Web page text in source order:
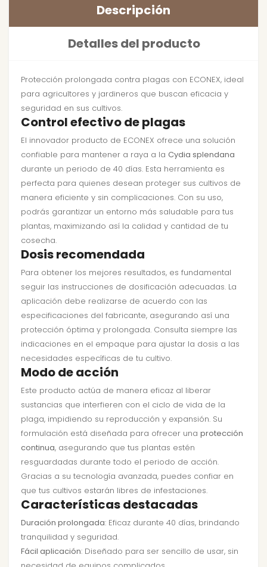
Descripción
Detalles del producto
Protección prolongada contra plagas con ECONEX, ideal
para agricultores y jardineros que buscan eficacia y
seguridad en sus cultivos.
Control efectivo de plagas
El innovador producto de ECONEX ofrece una solución
confiable para mantener a raya a la Cydia splendana
durante un periodo de 40 días. Esta herramienta es
perfecta para quienes desean proteger sus cultivos de
manera eficiente y sin complicaciones. Con su uso,
podrás garantizar un entorno más saludable para tus
plantas, maximizando así la calidad y cantidad de tu
cosecha.
Dosis recomendada
Para obtener los mejores resultados, es fundamental
seguir las instrucciones de dosificación adecuadas. La
aplicación debe realizarse de acuerdo con las
especificaciones del fabricante, asegurando así una
protección óptima y prolongada. Consulta siempre las
indicaciones en el empaque para ajustar la dosis a las
necesidades específicas de tu cultivo.
Modo de acción
Este producto actúa de manera eficaz al liberar
sustancias que interfieren con el ciclo de vida de la
plaga, impidiendo su reproducción y expansión. Su
formulación está diseñada para ofrecer una protección
continua, asegurando que tus plantas estén
resguardadas durante todo el periodo de acción.
Gracias a su tecnología avanzada, puedes confiar en
que tus cultivos estarán libres de infestaciones.
Características destacadas
Duración prolongada: Eficaz durante 40 días, brindando
tranquilidad y seguridad.
Fácil aplicación: Diseñado para ser sencillo de usar, sin